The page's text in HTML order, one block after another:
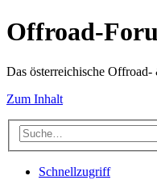
Offroad-
Das österreichische
Zum Inhalt
Schnellzugriff